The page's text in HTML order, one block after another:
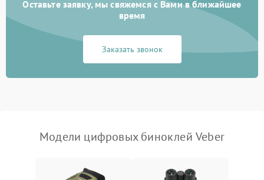
коркое время
1000 ₽ Подробнее →
1500 ₽ Подробнее →
Оставьте заявку, мы свяжемся с Вами в ближайшее
время
Заказать звонок
Модели цифровых биноклей Veber